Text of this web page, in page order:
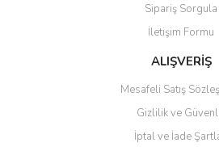
Sipariş Sorgula
İletişim Formu
ALIŞVERİŞ
Mesafeli Satış
Gizlilik ve
İptal ve İade